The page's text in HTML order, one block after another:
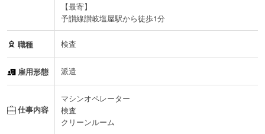
【最寄】
予讃線讃岐塩屋駅から徒歩1分
職種 検査
雇用形態 派遣
仕事内容
マシンオペレーター
検査
クリーンルーム